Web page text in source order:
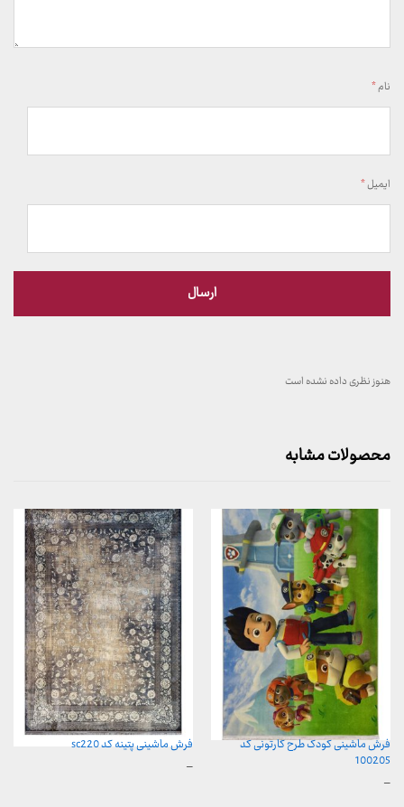
نام*
ایمیل*
هنوز نظری داده نشده است
محصولات مشابه
فرش ماشینی کودک طرح کارتونی کد
100205
–محدوده
فرش ماشینی پتینه کد sc220
–محدوده